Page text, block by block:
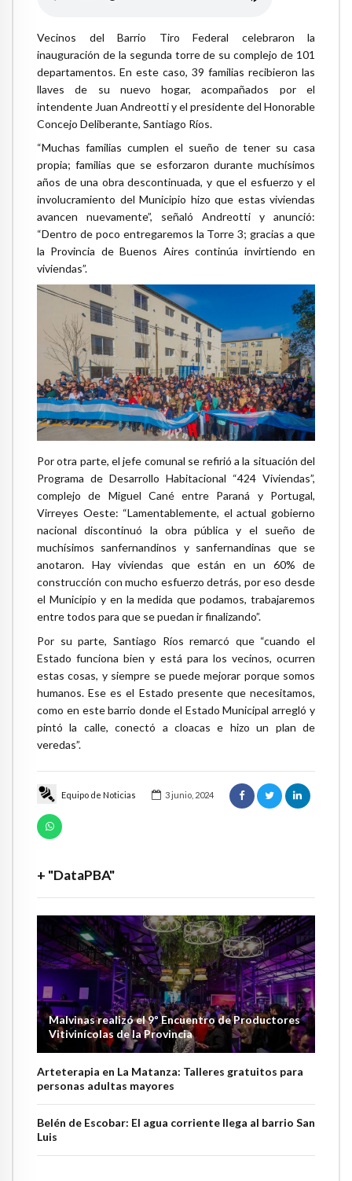
Equipo de Noticias 3 junio, 2024
+ "DataPBA"
Malvinas realizó el 9º Encuentro de Productores
Vitivinícolas de la Provincia
Arteterapia en La Matanza: Talleres gratuitos para
personas adultas mayores
Belén de Escobar: El agua corriente llega al barrio San
Luis
Vecinos del Barrio Tiro Federal celebraron la
inauguración de la segunda torre de su complejo de 101
departamentos. En este caso, 39 familias recibieron las
llaves de su nuevo hogar, acompañados por el
intendente Juan Andreotti y el presidente del Honorable
Concejo Deliberante, Santiago Ríos.
“Muchas familias cumplen el sueño de tener su casa
propia; familias que se esforzaron durante muchísimos
años de una obra descontinuada, y que el esfuerzo y el
involucramiento del Municipio hizo que estas viviendas
avancen nuevamente”, señaló Andreotti y anunció:
“Dentro de poco entregaremos la Torre 3; gracias a que
la Provincia de Buenos Aires continúa invirtiendo en
viviendas”.
Por otra parte, el jefe comunal se refirió a la situación del
Programa de Desarrollo Habitacional “424 Viviendas”,
complejo de Miguel Cané entre Paraná y Portugal,
Virreyes Oeste: “Lamentablemente, el actual gobierno
nacional discontinuó la obra pública y el sueño de
muchísimos sanfernandinos y sanfernandinas que se
anotaron. Hay viviendas que están en un 60% de
construcción con mucho esfuerzo detrás, por eso desde
el Municipio y en la medida que podamos, trabajaremos
entre todos para que se puedan ir finalizando”.
Por su parte, Santiago Ríos remarcó que “cuando el
Estado funciona bien y está para los vecinos, ocurren
estas cosas, y siempre se puede mejorar porque somos
humanos. Ese es el Estado presente que necesitamos,
como en este barrio donde el Estado Municipal arregló y
pintó la calle, conectó a cloacas e hizo un plan de
veredas”.